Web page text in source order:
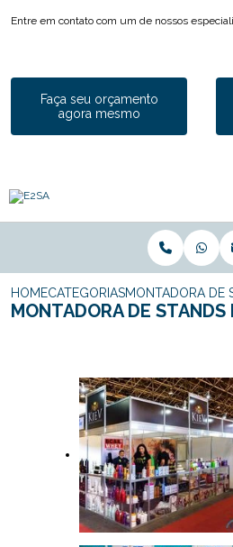
Entre em contato com um de nossos
Faça seu orçamento
agora mesmo
HOMECATEGORIASMONTADORA DE
MONTADORA DE STANDS